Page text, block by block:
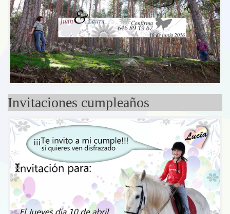
Invitaciones cumpleaños